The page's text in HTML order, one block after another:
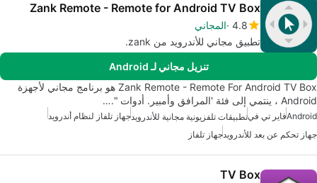
Zank Remote - Remote for Android TV Box
4.8 المجاني
تطبيق مجاني للأندرويد من zank.
تنزيل مجاني لـ Android
Zank Remote - Remote For Android TV Box هو برنامج مجاني لأجهزة
Android ، ينتمي إلى فئة 'المرافق وأمبير. أدوات ".…
Androidفاير تي فيتطبيقات تلفزيونية مجانية للأندرويدجهاز تلفاز لنظام أندرويد
جهاز تحكم عن بعد للأندرويدجهاز تلفاز
TV Box